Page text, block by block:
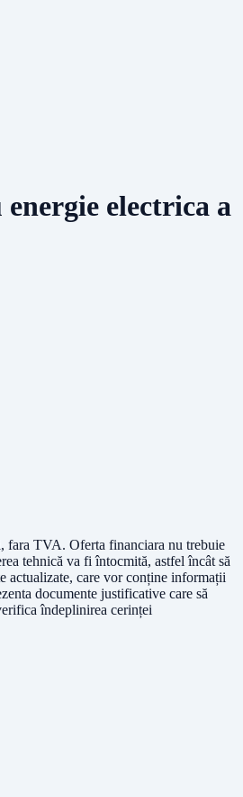
electrica a
fara TVA. Oferta financiara nu trebuie
tehnică va fi întocmită, astfel încât să
actualizate, care vor conține informații
documente justificative care să
îndeplinirea cerinței